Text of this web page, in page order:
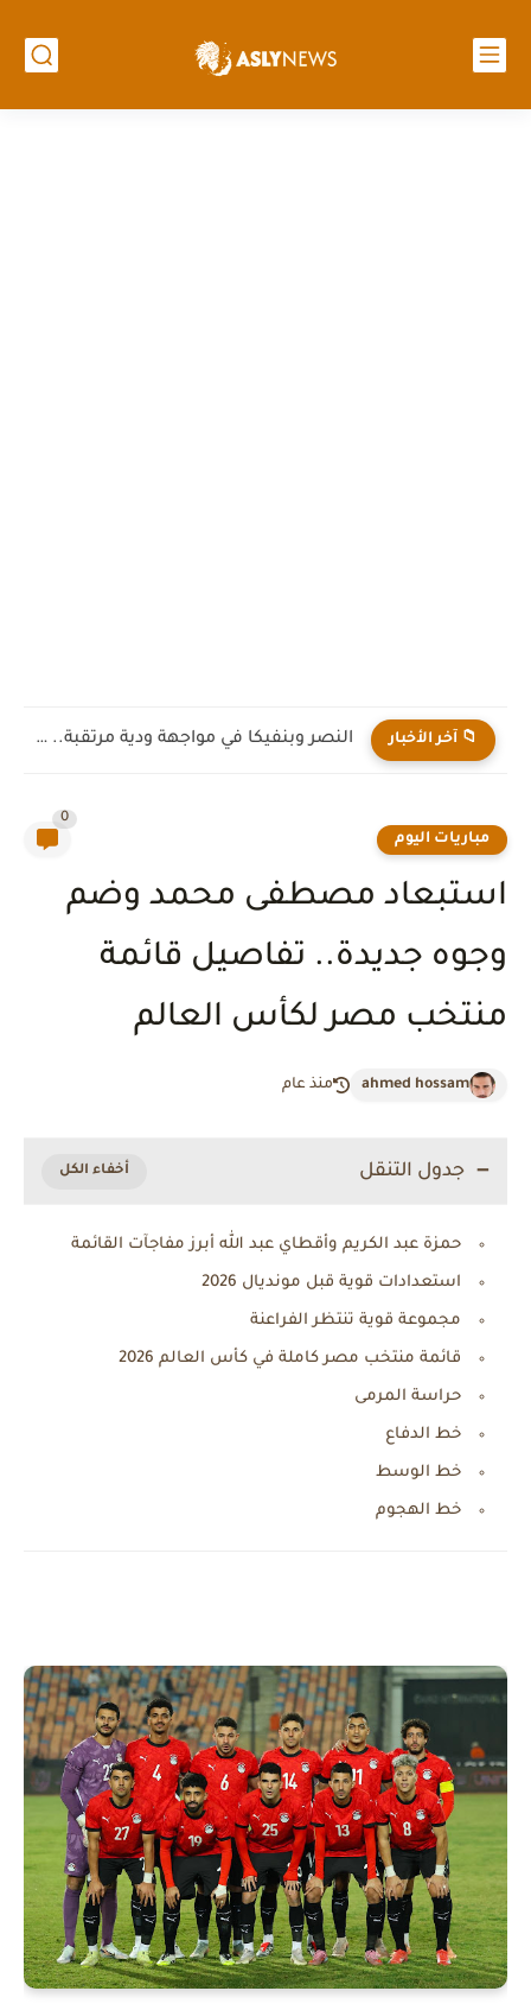
📁 آخر الأخبار النصر وبنفيكا في مواجهة ودية مرتقبة.. استعدادات قوية قبل انطلاق...
مباريات اليوم
0
استبعاد مصطفى محمد وضم
وجوه جديدة.. تفاصيل قائمة
منتخب مصر لكأس العالم
ahmed hossam منذ عام
جدول التنقل
حمزة عبد الكريم وأقطاي عبد الله أبرز مفاجآت القائمة
استعدادات قوية قبل مونديال 2026
مجموعة قوية تنتظر الفراعنة
قائمة منتخب مصر كاملة في كأس العالم 2026
حراسة المرمى
خط الدفاع
خط الوسط
خط الهجوم